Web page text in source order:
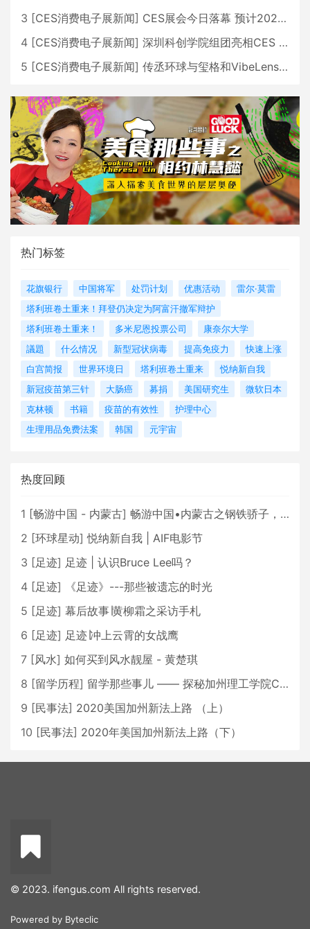
3 [CES消费电子展新闻] CES展会今日落幕 预计2026行业收入将超五千亿美元
4 [CES消费电子展新闻] 深圳科创学院组团亮相CES 广受好评
5 [CES消费电子展新闻] 传丞环球与玺格和VibeLens共同推出全新耳机
热门标签
花旗银行 中国将军 处罚计划 优惠活动
雷尔·莫雷
塔利班卷土重来！拜登仍决定为阿富汗撤军辩护
塔利班卷土重来！
多米尼恩投票公司
康奈尔大学
議題
什么情况 新型冠状病毒 提高免疫力
快速上涨
白宫简报
世界环境日 塔利班卷土重来
悦纳新自我
新冠疫苗第三针
大肠癌 募捐 美国研究生
微软日本
克林顿
书籍 疫苗的有效性
护理中心
生理用品免费法案
韩国 元宇宙
热度回顾
1 [畅游中国 - 内蒙古] 畅游中国•内蒙古之钢铁骄子，魅力包头
2 [环球星动] 悦纳新自我 | AIF电影节
3 [足迹] 足迹 | 认识Bruce Lee吗？
4 [足迹]
《足迹》---那些被遗忘的时光
5 [足迹] 幕后故事∣黄柳霜之采访手札
6 [足迹] 足迹∣冲上云霄的女战鹰
7 [风水] 如何买到风水靓屋 - 黄楚琪
8 [留学历程] 留学那些事儿 —— 探秘加州理工学院Caltech博士生活 [上集]
9 [民事法] 2020美国加州新法上路 （上）
10 [民事法] 2020年美国加州新法上路（下）
© 2023. ifengus.com All rights reserved.
Powered by Byteclic